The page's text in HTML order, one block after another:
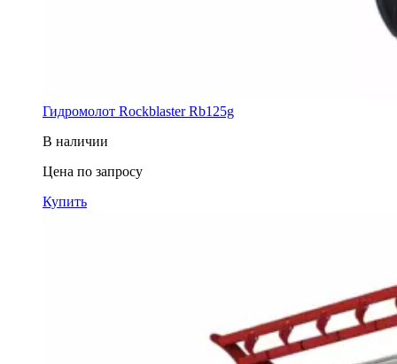
Гидромолот Rockblaster Rb125g
В наличии
Цена по запросу
Купить